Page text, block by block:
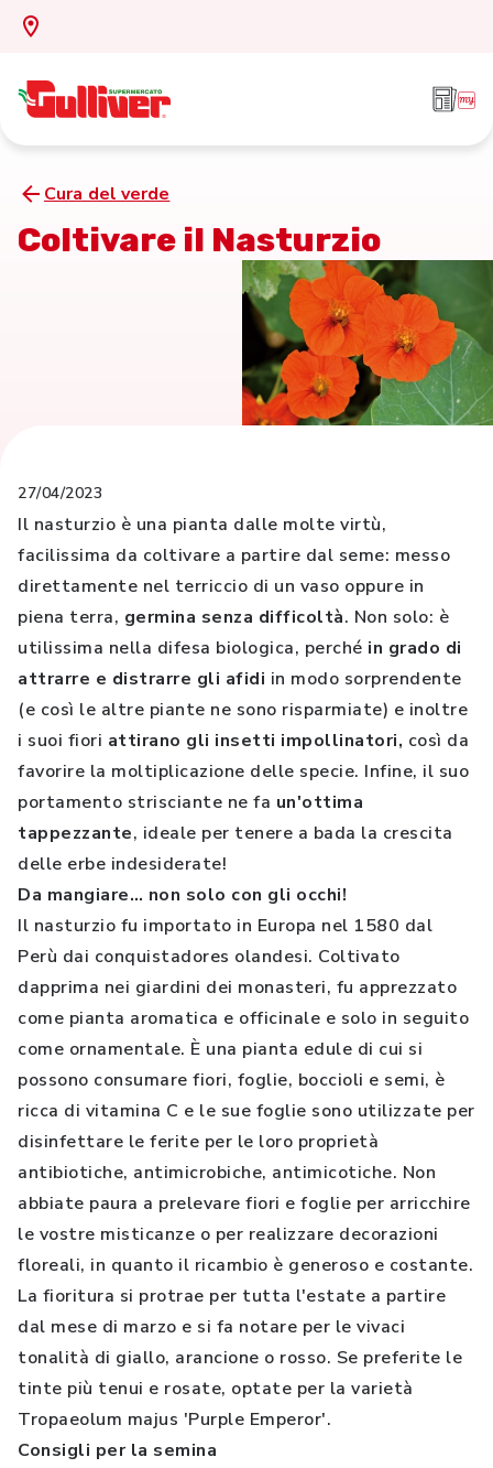
Cura del verde
Coltivare il Nasturzio
27/04/2023
Il nasturzio è una pianta dalle molte virtù,
facilissima da coltivare a partire dal seme: messo
direttamente nel terriccio di un vaso oppure in
piena terra, germina senza difficoltà. Non solo: è
utilissima nella difesa biologica, perché in grado di
attrarre e distrarre gli afidi in modo sorprendente
(e così le altre piante ne sono risparmiate) e inoltre
i suoi fiori attirano gli insetti impollinatori, così da
favorire la moltiplicazione delle specie. Infine, il suo
portamento strisciante ne fa un'ottima
tappezzante, ideale per tenere a bada la crescita
delle erbe indesiderate!
Da mangiare… non solo con gli occhi!
Il nasturzio fu importato in Europa nel 1580 dal
Perù dai conquistadores olandesi. Coltivato
dapprima nei giardini dei monasteri, fu apprezzato
come pianta aromatica e officinale e solo in seguito
come ornamentale. È una pianta edule di cui si
possono consumare fiori, foglie, boccioli e semi, è
ricca di vitamina C e le sue foglie sono utilizzate per
disinfettare le ferite per le loro proprietà
antibiotiche, antimicrobiche, antimicotiche. Non
abbiate paura a prelevare fiori e foglie per arricchire
le vostre misticanze o per realizzare decorazioni
floreali, in quanto il ricambio è generoso e costante.
La fioritura si protrae per tutta l'estate a partire
dal mese di marzo e si fa notare per le vivaci
tonalità di giallo, arancione o rosso. Se preferite le
tinte più tenui e rosate, optate per la varietà
Tropaeolum majus 'Purple Emperor'.
Consigli per la semina